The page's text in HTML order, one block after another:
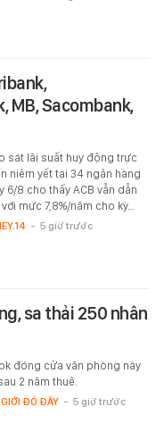
MB, Sacombank,
sát lãi suất huy động trực
niêm yết tại 34 ngân hàng
6/8 cho thấy ACB vẫn dẫn
mức 7,8%/năm cho kỳ…
- 5 giờ trước
sa thải 250 nhân
đóng cửa văn phòng này
2 năm thuê.
GIỚI ĐÓ ĐÂY - 5 giờ trước